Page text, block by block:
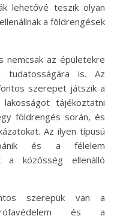
lehetővé teszik olyan
a földrengések
nemcsak az épületekre
tudatosságára is. Az
szerepet játszik a
tájékoztatni
földrengés során, és
Az ilyen típusú
és a félelem
a közösség ellenálló
szerepük van a
és a